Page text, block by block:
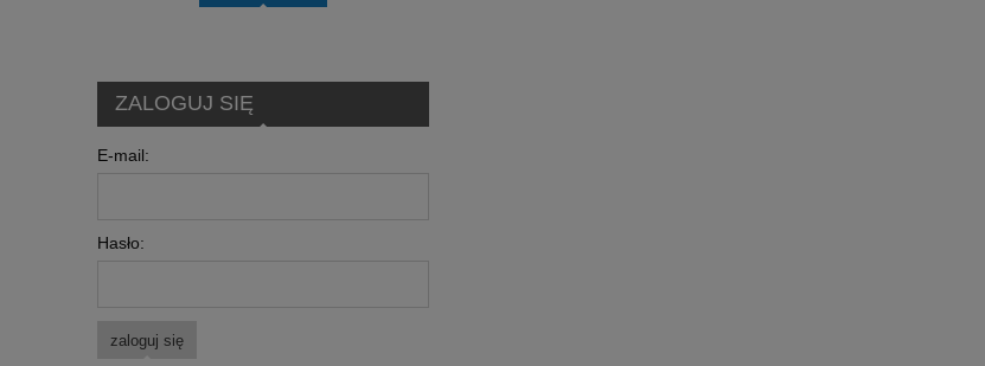
ZALOGUJ SIĘ
E-mail:
Hasło:
zaloguj się